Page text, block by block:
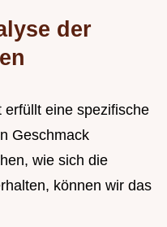
der
eine spezifische
Geschmack
wie sich die
können wir das